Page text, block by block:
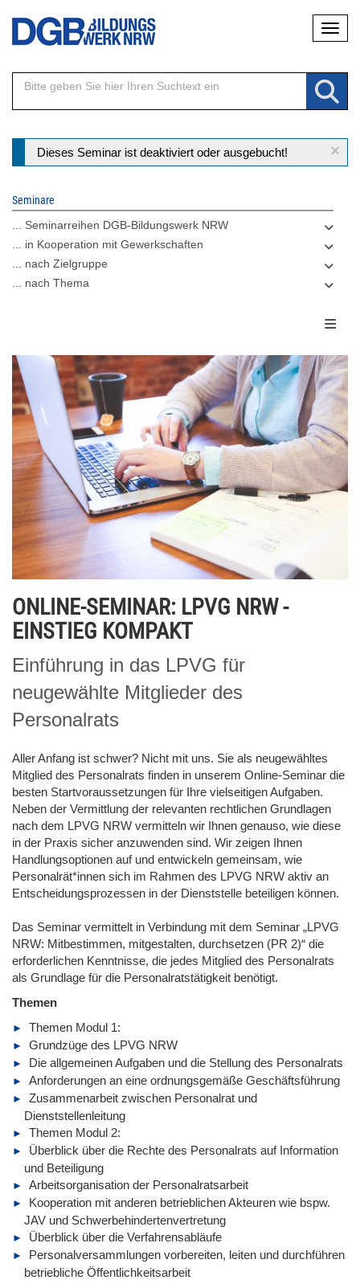
Direkt
Inhalt
×
Statusmeldung
Dieses Seminar ist deaktiviert oder ausgebucht!
Seminare
... Seminarreihen DGB-Bildungswerk NRW
... in Kooperation mit Gewerkschaften
... nach Zielgruppe
... nach Thema
ONLINE-SEMINAR: LPVG NRW -
EINSTIEG KOMPAKT
Einführung in das LPVG für
neugewählte Mitglieder des
Personalrats
Aller Anfang ist schwer? Nicht mit uns. Sie als neugewähltes
Mitglied des Personalrats finden in unserem Online-Seminar die
besten Startvoraussetzungen für Ihre vielseitigen Aufgaben.
Neben der Vermittlung der relevanten rechtlichen Grundlagen
nach dem LPVG NRW vermitteln wir Ihnen genauso, wie diese
in der Praxis sicher anzuwenden sind. Wir zeigen Ihnen
Handlungsoptionen auf und entwickeln gemeinsam, wie
Personalrät*innen sich im Rahmen des LPVG NRW aktiv an
Entscheidungsprozessen in der Dienststelle beteiligen können.
Das Seminar vermittelt in Verbindung mit dem Seminar „LPVG
NRW: Mitbestimmen, mitgestalten, durchsetzen (PR 2)“ die
erforderlichen Kenntnisse, die jedes Mitglied des Personalrats
als Grundlage für die Personalratstätigkeit benötigt.
Themen
Themen Modul 1:
Grundzüge des LPVG NRW
Die allgemeinen Aufgaben und die Stellung des Personalrats
Anforderungen an eine ordnungsgemäße Geschäftsführung
Zusammenarbeit zwischen Personalrat und
Dienststellenleitung
Themen Modul 2:
Überblick über die Rechte des Personalrats auf Information
und Beteiligung
Arbeitsorganisation der Personalratsarbeit
Kooperation mit anderen betrieblichen Akteuren wie bspw.
JAV und Schwerbehindertenvertretung
Überblick über die Verfahrensabläufe
Personalversammlungen vorbereiten, leiten und durchführen
betriebliche Öffentlichkeitsarbeit